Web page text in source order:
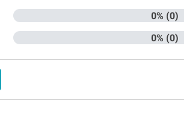
0% (0)
0% (0)